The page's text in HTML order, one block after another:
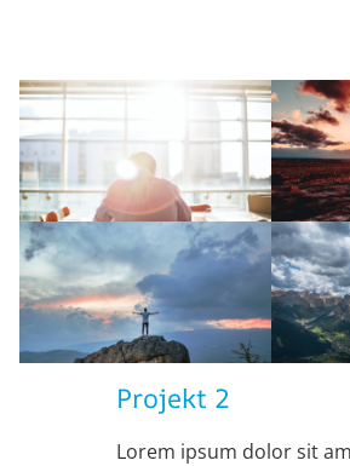
Projekt 2
Lorem ipsum dolor sit